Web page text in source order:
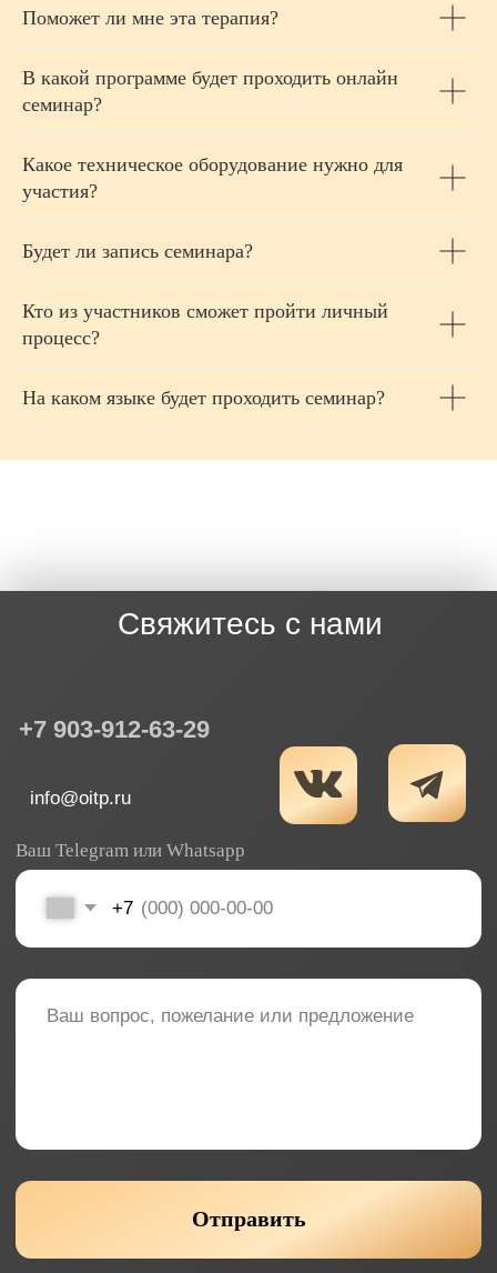
Поможет ли мне эта терапия?
В какой программе будет проходить онлайн
семинар?
Какое техническое оборудование нужно для
участия?
Будет ли запись семинара?
Кто из участников сможет пройти личный
процесс?
На каком языке будет проходить семинар?